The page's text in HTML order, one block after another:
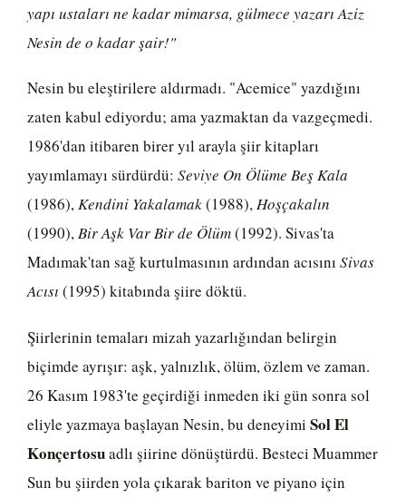
yapı ustaları ne kadar mimarsa, gülmece yazarı Aziz
Nesin de o kadar şair!"
Nesin bu eleştirilere aldırmadı. "Acemice" yazdığını
zaten kabul ediyordu; ama yazmaktan da vazgeçmedi.
1986'dan itibaren birer yıl arayla şiir kitapları
yayımlamayı sürdürdü: Seviye On Ölüme Beş Kala
(1986),Kendini Yakalamak(1988),Hoşçakalın
(1990),Bir Aşk Var Bir de Ölüm(1992). Sivas'ta
Madımak'tan sağ kurtulmasının ardından acısını Sivas
Acısı (1995) kitabında şiire döktü.
Şiirlerinin temaları mizah yazarlığından belirgin
biçimde ayrışır: aşk, yalnızlık, ölüm, özlem ve zaman.
26 Kasım 1983'te geçirdiği inmeden iki gün sonra sol
eliyle yazmaya başlayan Nesin, bu deneyimi Sol El
Konçertosuadlı şiirine dönüştürdü. Besteci Muammer
Sun bu şiirden yola çıkarak bariton ve piyano için